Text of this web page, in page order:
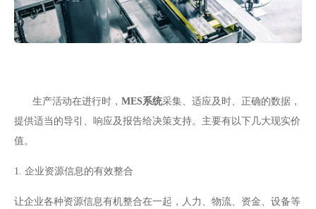
生产活动在进行时， MES系统采集、适应及时、正确的数据，
提供适当的导引、响应及报告给决策支持。主要有以下几大现实价
值。
1. 企业资源信息的有效整合
让企业各种资源信息有机整合在一起，人力、物流、资金、设备等